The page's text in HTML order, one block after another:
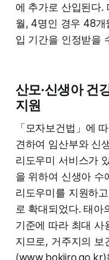
에 추가로 산입된다.
월, 4명인 경우 48
입 기간을 인정받을
산모·신생아 건
지원
「모자보건법」에
견하여 임산부와 신
리도우미 서비스가
을 위하여 신생아 수
리도우미를 지원하
로 확대되었다. 태
기준에 따라 최대 사
지므로, 거주지의 보
(www.bokjiro.go.kr)